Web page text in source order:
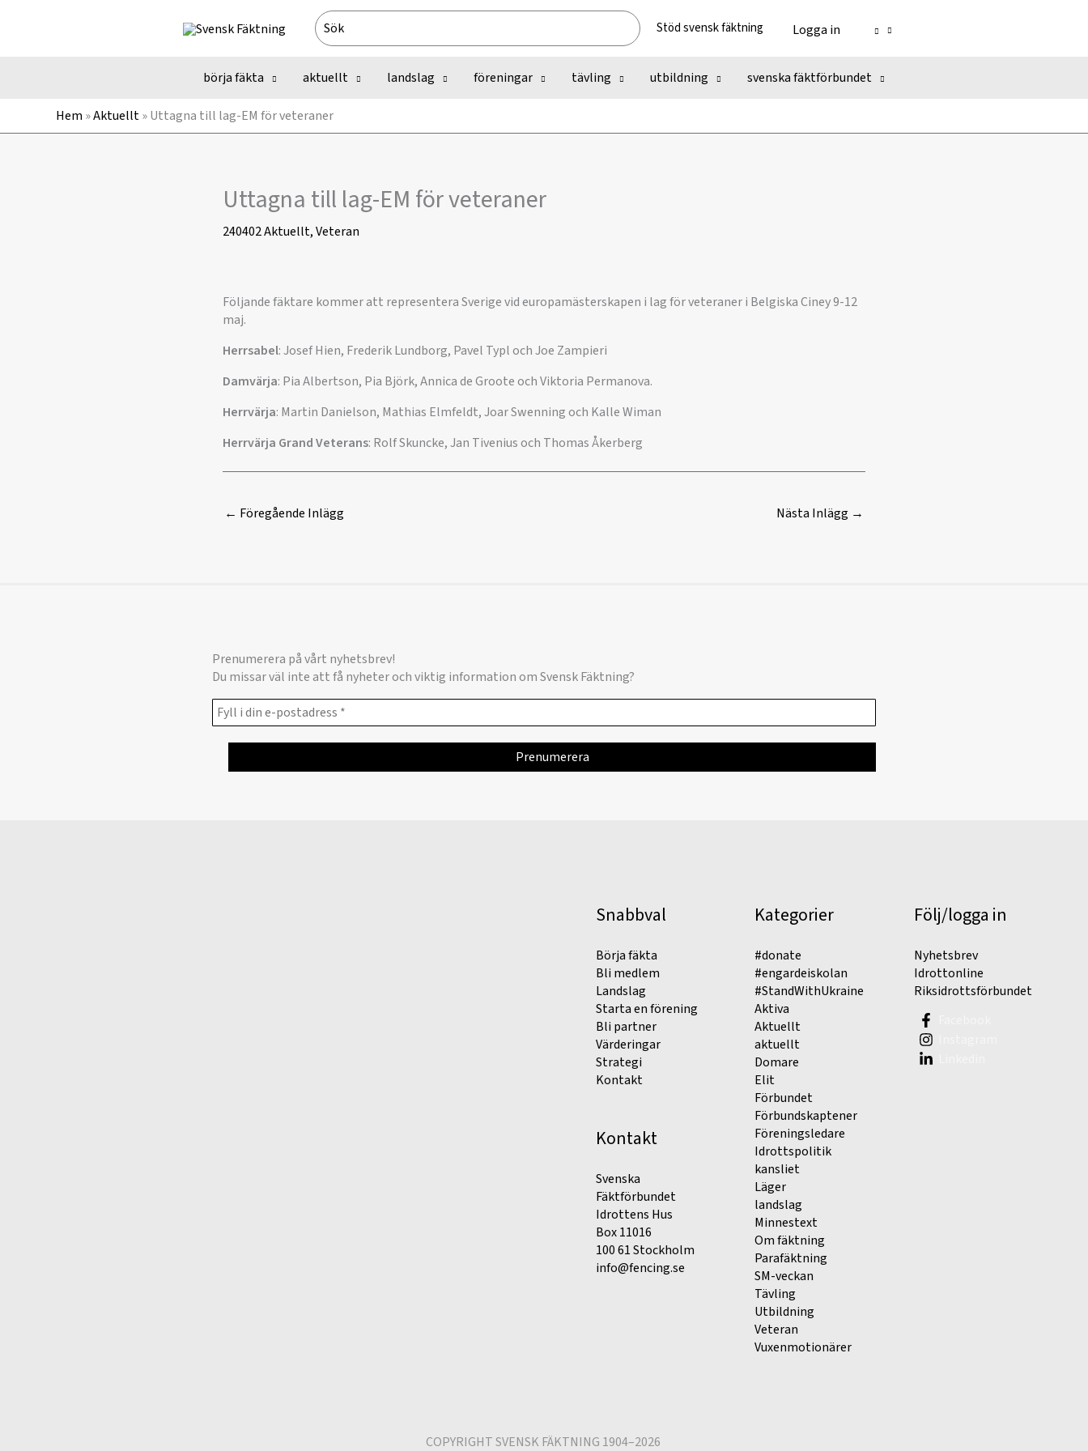
Search
for:
Stöd svensk fäktning Logga in
börja fäkta aktuellt landslag föreningar tävling utbildning svenska fäktförbundet
Hem »Aktuellt»Uttagna till lag-EM för veteraner
Uttagna till lag-EM för veteraner
240402Aktuellt,Veteran
Följande fäktare kommer att representera Sverige vid europamästerskapen i lag för veteraner i Belgiska Ciney 9-12
maj.
Herrsabel: Josef Hien, Frederik Lundborg, Pavel Typl och Joe Zampieri
Damvärja: Pia Albertson, Pia Björk, Annica de Groote och Viktoria Permanova.
Herrvärja: Martin Danielson, Mathias Elmfeldt, Joar Swenning och Kalle Wiman
Herrvärja Grand Veterans: Rolf Skuncke, Jan Tivenius och Thomas Åkerberg
← Föregående Inlägg Nästa Inlägg →
Prenumerera på vårt nyhetsbrev!
Du missar väl inte att få nyheter och viktig information om Svensk Fäktning?
Snabbval
Börja fäkta
Bli medlem
Landslag
Starta en förening
Bli partner
Värderingar
Strategi
Kontakt
Kontakt
Svenska
Fäktförbundet
Idrottens Hus
Box 11016
100 61 Stockholm
info@fencing.se
Kategorier
#donate
#engardeiskolan
#StandWithUkraine
Aktiva
Aktuellt
aktuellt
Domare
Elit
Förbundet
Förbundskaptener
Föreningsledare
Idrottspolitik
kansliet
Läger
landslag
Minnestext
Om fäktning
Parafäktning
SM-veckan
Tävling
Utbildning
Veteran
Vuxenmotionärer
Följ/logga in
Nyhetsbrev
Idrottonline
Riksidrottsförbundet
COPYRIGHT SVENSK FÄKTNING 1904–2026